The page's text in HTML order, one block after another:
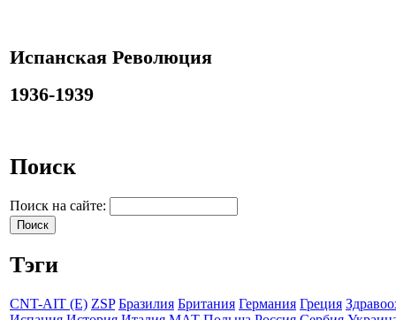
Испанская Революция
1936-1939
Поиск
Поиск на сайте:
Тэги
CNT-AIT (E) ZSP Бразилия Британия Германия Греция